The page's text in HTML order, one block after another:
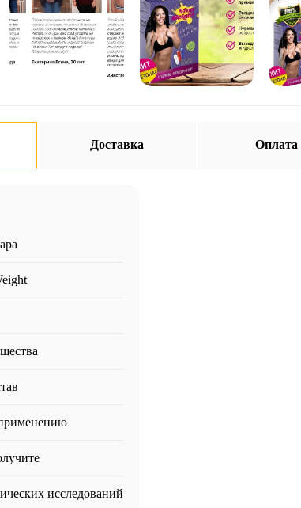
Доставка Оплата
исследований